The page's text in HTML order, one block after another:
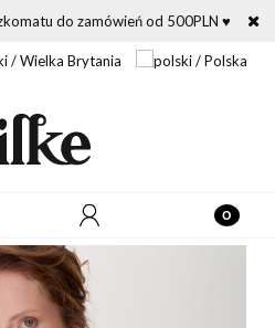
do zamówień od 500PLN ♥